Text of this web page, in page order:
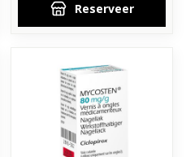
Reserveer